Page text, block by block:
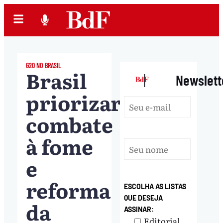
G20 NO BRASIL
Brasil
priorizará
combate
à fome
e
reforma
da
|
ESCOLHA AS LISTAS
QUE DESEJA
ASSINAR: